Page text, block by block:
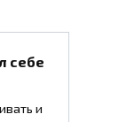
себе
и